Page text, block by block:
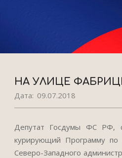
НА УЛИЦЕ
Дата: 09.07.2018
Депутат Госдумы ФС РФ,
курирующий Программу по
Северо-Западного